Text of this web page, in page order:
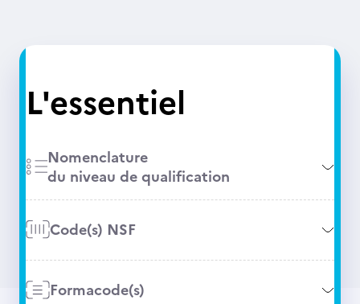
L'essentiel
Nomenclature
du niveau de qualification
Code(s) NSF
Formacode(s)